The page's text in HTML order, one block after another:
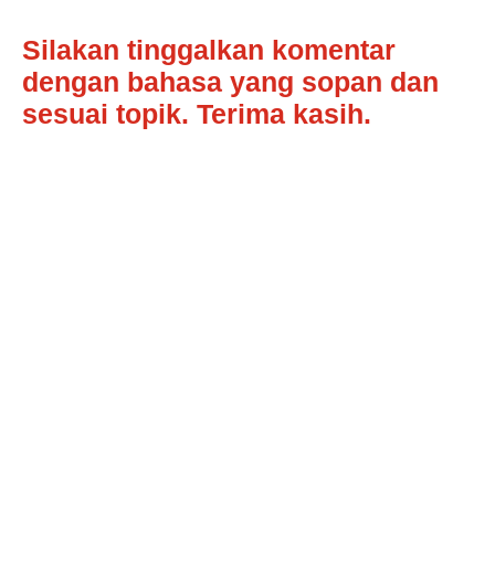
Silakan tinggalkan komentar
dengan bahasa yang sopan dan
sesuai topik. Terima kasih.